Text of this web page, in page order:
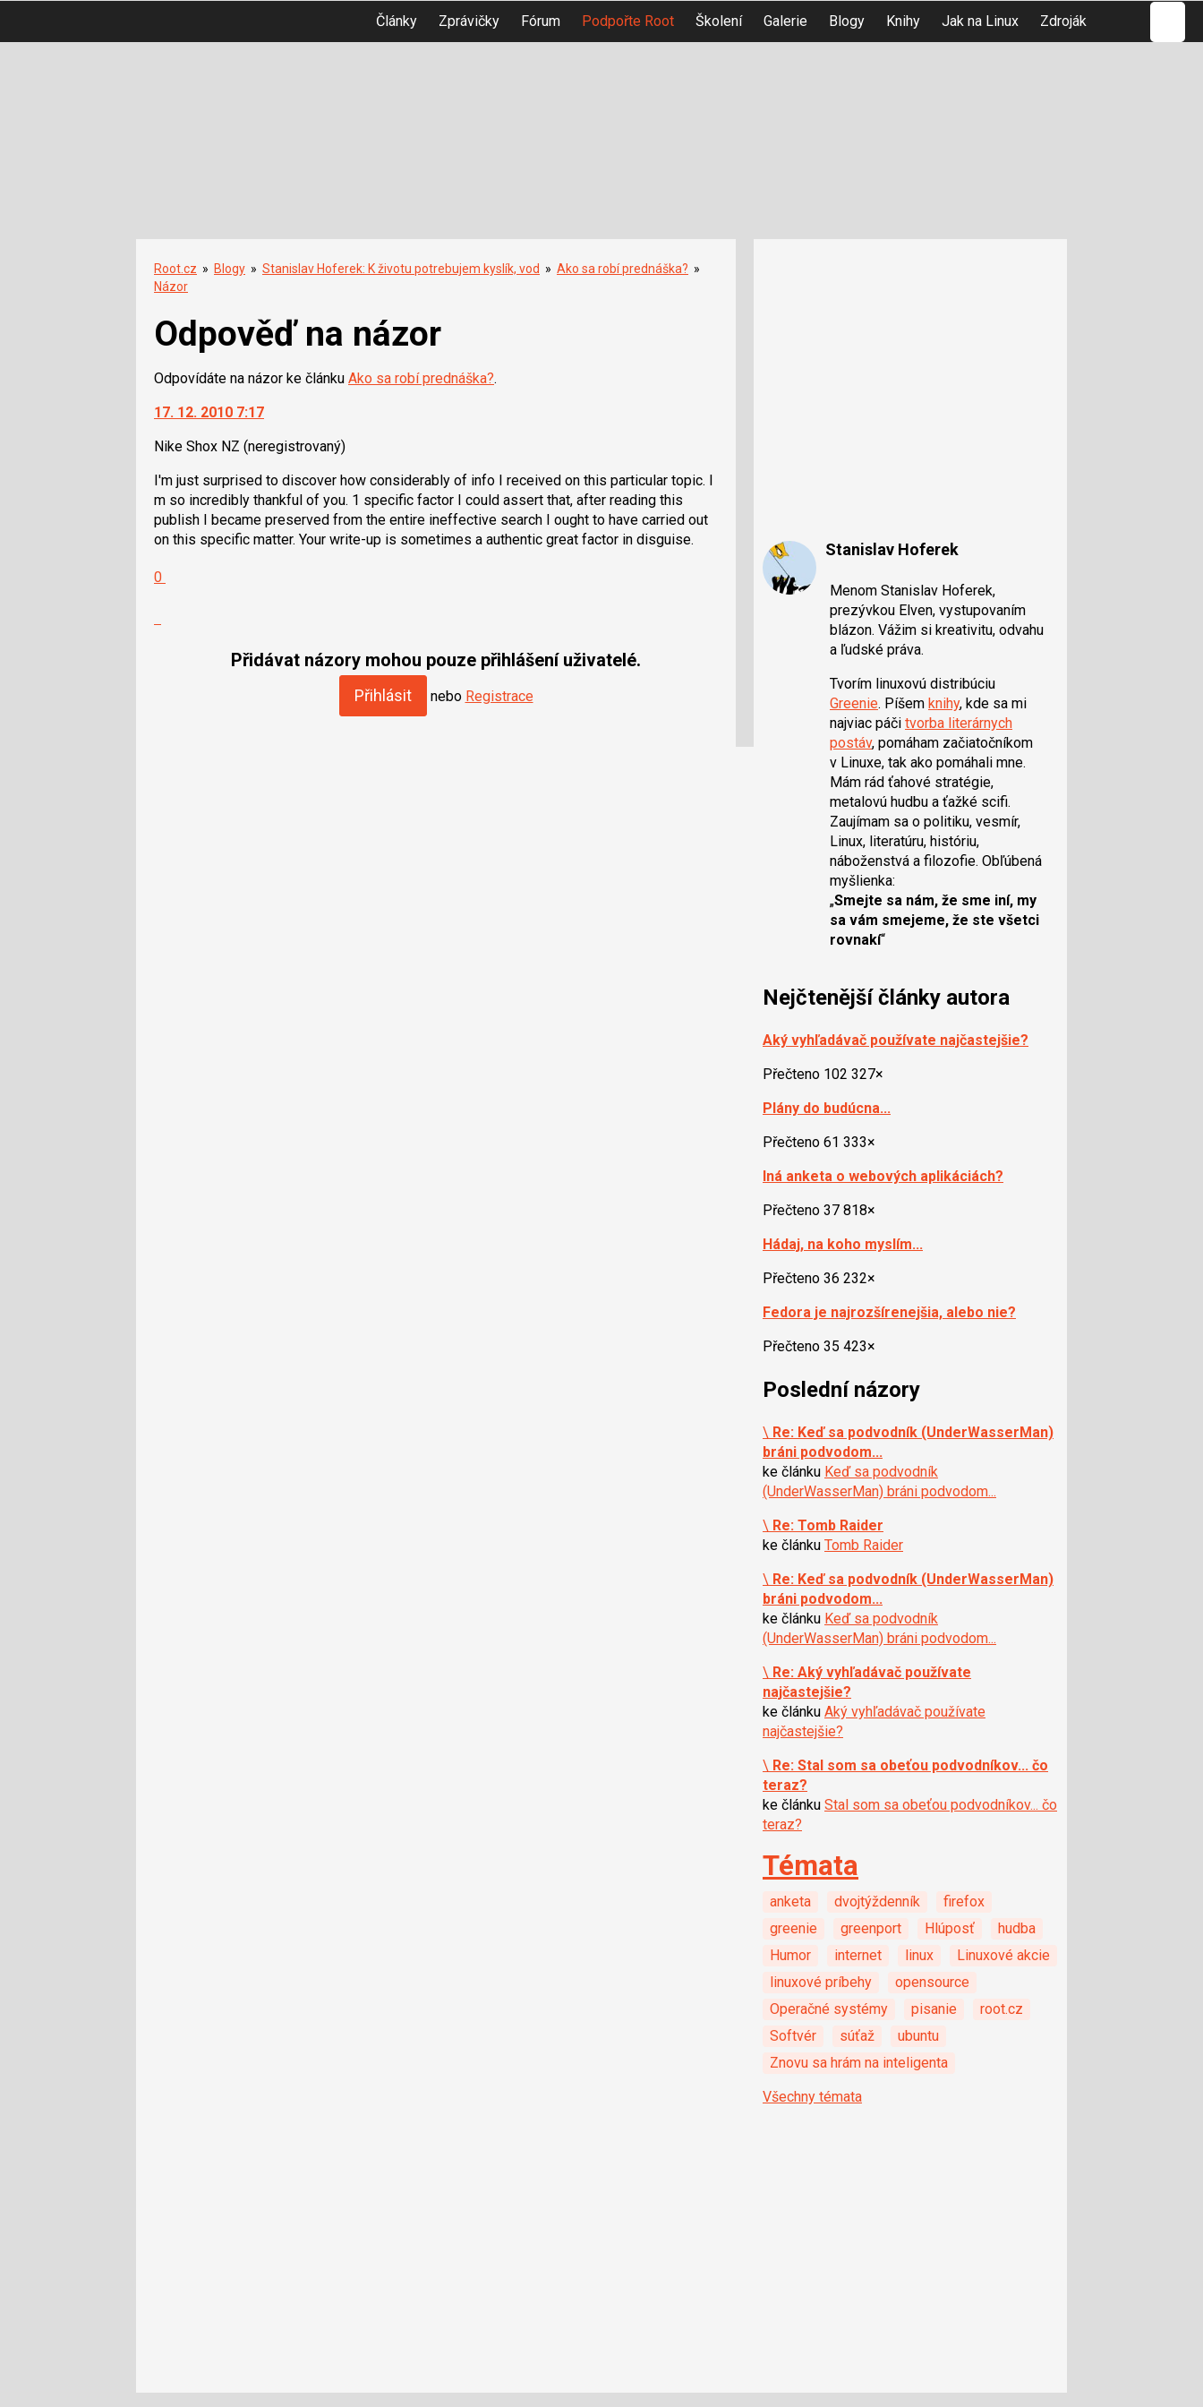
Články Zprávičky Fórum Podpořte Root Školení Galerie Blogy Knihy Jak na Linux Zdroják
Root.cz » Blogy » Stanislav Hoferek: K životu potrebujem kyslík, vod » Ako sa robí prednáška? »
Názor
Odpověď na názor
Odpovídáte na názor ke článku Ako sa robí prednáška?.
17. 12. 2010 7:17
Nike Shox NZ (neregistrovaný)
I'm just surprised to discover how considerably of info I received on this particular topic. I
m so incredibly thankful of you. 1 specific factor I could assert that, after reading this
publish I became preserved from the entire ineffective search I ought to have carried out
on this specific matter. Your write-up is sometimes a authentic great factor in disguise.
0
Přidávat názory mohou pouze přihlášení uživatelé.
Přihlásit nebo Registrace
Stanislav Hoferek
Menom Stanislav Hoferek,
prezývkou Elven, vystupovaním
blázon. Vážim si kreativitu, odvahu
a ľudské práva.
Tvorím linuxovú distribúciu
Greenie. Píšem knihy, kde sa mi
najviac páči tvorba literárnych
postáv, pomáham začiatočníkom
v Linuxe, tak ako pomáhali mne.
Mám rád ťahové stratégie,
metalovú hudbu a ťažké scifi.
Zaujímam sa o politiku, vesmír,
Linux, literatúru, históriu,
náboženstvá a filozofie. Obľúbená
myšlienka:
„Smejte sa nám, že sme iní, my
sa vám smejeme, že ste všetci
rovnakí“
Nejčtenější články autora
Aký vyhľadávač používate najčastejšie?
Přečteno 102 327×
Plány do budúcna...
Přečteno 61 333×
Iná anketa o webových aplikáciách?
Přečteno 37 818×
Hádaj, na koho myslím...
Přečteno 36 232×
Fedora je najrozšírenejšia, alebo nie?
Přečteno 35 423×
Poslední názory
\ Re: Keď sa podvodník (UnderWasserMan)
bráni podvodom...
ke článku Keď sa podvodník
(UnderWasserMan) bráni podvodom...
\ Re: Tomb Raider
ke článku Tomb Raider
\ Re: Keď sa podvodník (UnderWasserMan)
bráni podvodom...
ke článku Keď sa podvodník
(UnderWasserMan) bráni podvodom...
\ Re: Aký vyhľadávač používate
najčastejšie?
ke článku Aký vyhľadávač používate
najčastejšie?
\ Re: Stal som sa obeťou podvodníkov... čo
teraz?
ke článku Stal som sa obeťou podvodníkov... čo
teraz?
Témata
anketa dvojtýždenník
firefox
greenie
greenport Hlúposť
hudba
Humor
internet linux
Linuxové akcie
linuxové príbehy
opensource
Operačné systémy
pisanie
root.cz
Softvér
súťaž
ubuntu
Znovu sa hrám na inteligenta
Všechny témata